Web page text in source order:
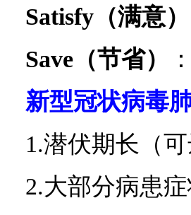
Satisfy（满意）
Save（节省）
新型冠状病毒
1.潜伏期长（可
2.大部分病患